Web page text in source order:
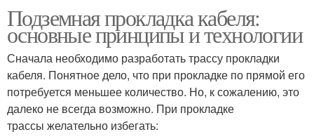
Подземная прокладка кабеля:
основные принципы и технологии
Сначала необходимо разработать трассу прокладки
кабеля. Понятное дело, что при прокладке по прямой его
потребуется меньшее количество. Но, к сожалению, это
далеко не всегда возможно. При прокладке
трассы желательно избегать: